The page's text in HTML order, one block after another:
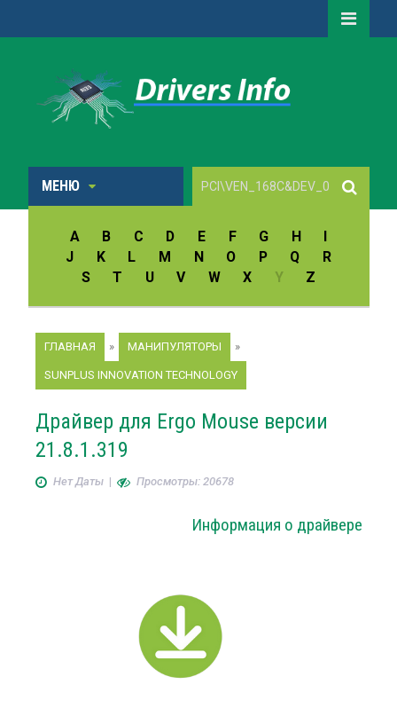
МЕНЮ
A B C D E F G H
I
J
K L M N O P Q
R
S
T U V W X Y Z
ГЛАВНАЯ » МАНИПУЛЯТОРЫ »
SUNPLUS INNOVATION TECHNOLOGY
Драйвер для Ergo Mouse версии
21.8.1.319
Нет Даты| Просмотры: 20678
Информация о драйвере